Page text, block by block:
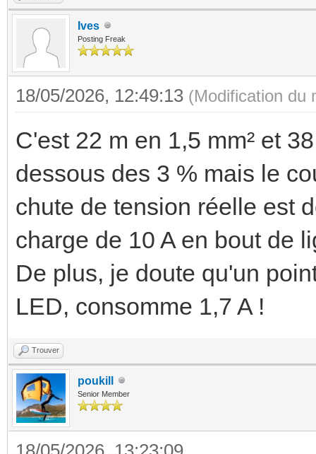
Ives
Posting Freak
18/05/2026, 12:49:13 (Modification du
C'est 22 m en 1,5 mm² et
dessous des 3 % mais le
chute de tension réelle est
charge de 10 A en bout de
De plus, je doute qu'un
LED, consomme 1,7 A !
Trouver
poukill
Senior Member